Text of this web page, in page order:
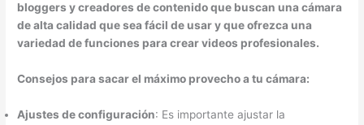
bloggers y creadores de contenido que buscan una cámara
de alta calidad que sea fácil de usar y que ofrezca una
variedad de funciones para crear videos profesionales.
Consejos para sacar el máximo provecho a tu cámara:
Ajustes de configuración: Es importante ajustar la